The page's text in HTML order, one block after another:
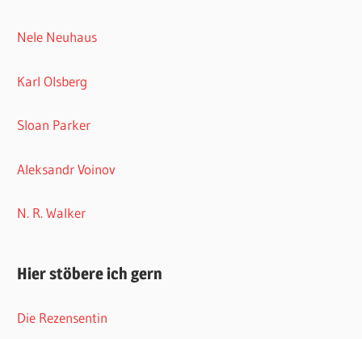
Nele Neuhaus
Karl Olsberg
Sloan Parker
Aleksandr Voinov
N. R. Walker
Hier stöbere ich gern
Die Rezensentin